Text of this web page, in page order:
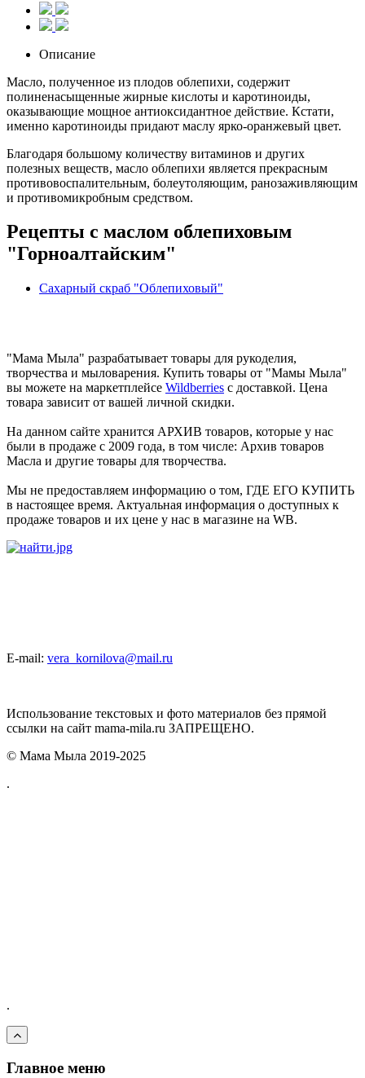
Описание
Масло, полученное из плодов облепихи, содержит
полиненасыщенные жирные кислоты и каротиноиды,
оказывающие мощное антиоксидантное действие. Кстати,
именно каротиноиды придают маслу ярко-оранжевый цвет.
Благодаря большому количеству витаминов и других
полезных веществ, масло облепихи является прекрасным
противовоспалительным, болеутоляющим, ранозаживляющим
и противомикробным средством.
Рецепты с маслом облепиховым
"Горноалтайским"
Сахарный скраб "Облепиховый"
"Мама Мыла" разрабатывает товары для рукоделия,
творчества и мыловарения. Купить товары от "Мамы Мыла"
вы можете на маркетплейсе Wildberries с доставкой. Цена
товара зависит от вашей личной скидки.
На данном сайте хранится АРХИВ товаров, которые у нас
были в продаже с 2009 года, в том числе: Архив товаров
Масла и другие товары для творчества.
Мы не предоставляем информацию о том, ГДЕ ЕГО КУПИТЬ
в настоящее время. Актуальная информация о доступных к
продаже товаров и их цене у нас в магазине на WB.
E-mail: vera_kornilova@mail.ru
Использование текстовых и фото материалов без прямой
ссылки на сайт mama-mila.ru ЗАПРЕЩЕНО.
© Мама Мыла 2019-2025
.
.
Главное меню